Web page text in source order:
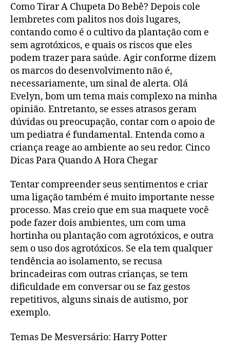
Como Tirar A Chupeta Do Bebê? Depois cole
lembretes com palitos nos dois lugares,
contando como é o cultivo da plantação com e
sem agrotóxicos, e quais os riscos que eles
podem trazer para saúde. Agir conforme dizem
os marcos do desenvolvimento não é,
necessariamente, um sinal de alerta. Olá
Evelyn, bom um tema mais complexo na minha
opinião. Entretanto, se esses atrasos geram
dúvidas ou preocupação, contar com o apoio de
um pediatra é fundamental. Entenda como a
criança reage ao ambiente ao seu redor. Cinco
Dicas Para Quando A Hora Chegar
Tentar compreender seus sentimentos e criar
uma ligação também é muito importante nesse
processo. Mas creio que em sua maquete você
pode fazer dois ambientes, um com uma
hortinha ou plantação com agrotóxicos, e outra
sem o uso dos agrotóxicos. Se ela tem qualquer
tendência ao isolamento, se recusa
brincadeiras com outras crianças, se tem
dificuldade em conversar ou se faz gestos
repetitivos, alguns sinais de autismo, por
exemplo.
Temas De Mesversário: Harry Potter